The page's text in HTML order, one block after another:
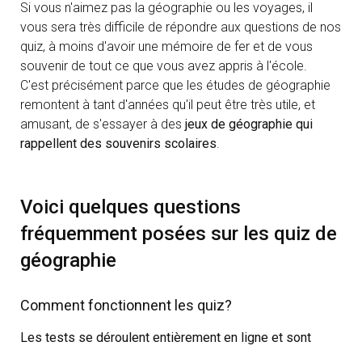
Si vous n'aimez pas la géographie ou les voyages, il
vous sera très difficile de répondre aux questions de nos
quiz, à moins d'avoir une mémoire de fer et de vous
souvenir de tout ce que vous avez appris à l'école.
C'est précisément parce que les études de géographie
remontent à tant d'années qu'il peut être très utile, et
amusant, de s'essayer à des jeux de géographie qui
rappellent des souvenirs scolaires.
Voici quelques questions
fréquemment posées sur les quiz de
géographie
Comment fonctionnent les quiz?
Les tests se déroulent entièrement en ligne et sont